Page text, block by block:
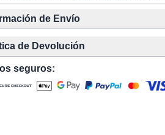
de Envío
de Devolución
seguros: